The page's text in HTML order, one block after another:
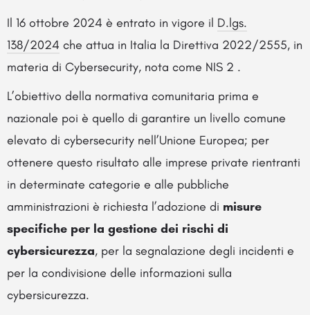
Il 16 ottobre 2024 è entrato in vigore il D.lgs.
138/2024 che attua in Italia la Direttiva 2022/2555, in
materia di Cybersecurity, nota come NIS 2 .
L’obiettivo della normativa comunitaria prima e
nazionale poi è quello di garantire un livello comune
elevato di cybersecurity nell’Unione Europea; per
ottenere questo risultato alle imprese private rientranti
in determinate categorie e alle pubbliche
amministrazioni è richiesta l’adozione di misure
specifiche per la gestione dei rischi di
cybersicurezza, per la segnalazione degli incidenti e
per la condivisione delle informazioni sulla
cybersicurezza.